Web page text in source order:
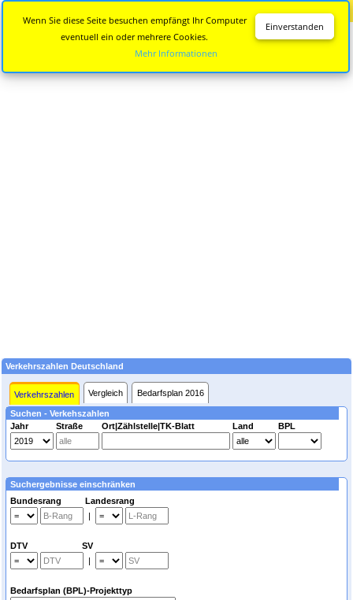
Verkehrszahlen Deutschland
Verkehrszahlen Vergleich Bedarfsplan 2016
Suchen - Verkehszahlen
Jahr
Straße Ort|Zählstelle|TK-Blatt Land BPL
Suchergebnisse einschränken
Bundesrang Landesrang
|
DTV SV
|
Bedarfsplan (BPL)-Projekttyp
Einverstanden
Wenn Sie diese Seite besuchen empfängt Ihr Computer
eventuell ein oder mehrere Cookies.
Mehr Informationen